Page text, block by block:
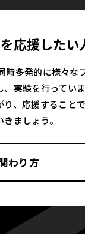
応援したい
時多発的に様々な
、実験を行ってい
り、応援すること
ましょう。
わり方